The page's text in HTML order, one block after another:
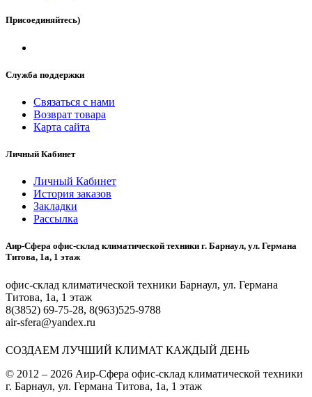
Присоединяйтесь)
Служба поддержки
Связаться с нами
Возврат товара
Карта сайта
Личный Кабинет
Личный Кабинет
История заказов
Закладки
Рассылка
Аир-Сфера офис-склад климатической техники г. Барнаул, ул. Германа
Титова, 1а, 1 этаж
офис-склад климатической техники Барнаул, ул. Германа
Титова, 1а, 1 этаж
8(3852) 69-75-28, 8(963)525-9788
air-sfera@yandex.ru
СОЗДАЕМ ЛУЧШИЙ КЛИМАТ КАЖДЫЙ ДЕНЬ
© 2012 – 2026 Аир-Сфера офис-склад климатической техники
г. Барнаул, ул. Германа Титова, 1а, 1 этаж